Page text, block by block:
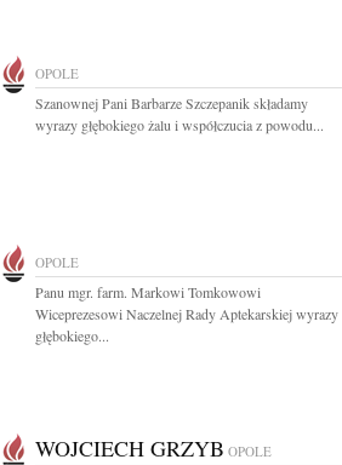
OPOLE
Szanownej Pani Barbarze Szczepanik składamy
wyrazy głębokiego żalu i współczucia z powodu...
OPOLE
Panu mgr. farm. Markowi Tomkowowi
Wiceprezesowi Naczelnej Rady Aptekarskiej wyrazy
głębokiego...
WOJCIECH GRZYB OPOLE